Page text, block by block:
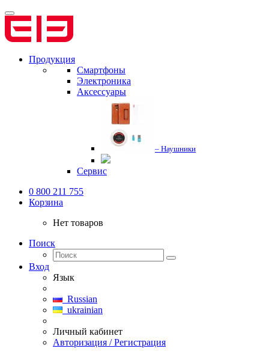
Продукция
Смартфоны
Электроника
Аксессуары
– Наушники
Сервис
0 800 211 755
Корзина
Нет товаров
Поиск
Вход
Язык
Russian
ukrainian
Личный кабинет
Авторизация / Регистрация